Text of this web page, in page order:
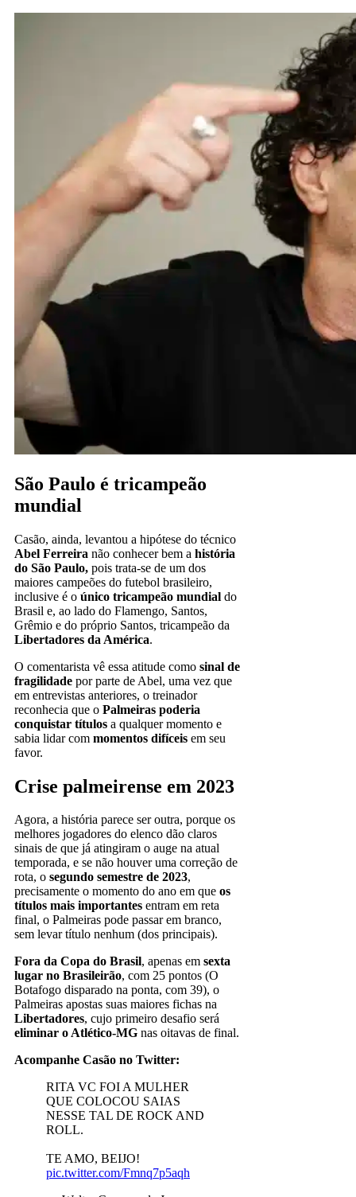
São Paulo é tricampeão
mundial
Casão, ainda, levantou a hipótese do técnico
Abel Ferreira não conhecer bem a história
do São Paulo, pois trata-se de um dos
maiores campeões do futebol brasileiro,
inclusive é o único tricampeão mundial do
Brasil e, ao lado do Flamengo, Santos,
Grêmio e do próprio Santos, tricampeão da
Libertadores da América.
O comentarista vê essa atitude como sinal de
fragilidade por parte de Abel, uma vez que
em entrevistas anteriores, o treinador
reconhecia que o Palmeiras poderia
conquistar títulos a qualquer momento e
sabia lidar com momentos difíceis em seu
favor.
Crise palmeirense em 2023
Agora, a história parece ser outra, porque os
melhores jogadores do elenco dão claros
sinais de que já atingiram o auge na atual
temporada, e se não houver uma correção de
rota, o segundo semestre de 2023,
precisamente o momento do ano em que os
títulos mais importantes entram em reta
final, o Palmeiras pode passar em branco,
sem levar título nenhum (dos principais).
Fora da Copa do Brasil, apenas em sexta
lugar no Brasileirão, com 25 pontos (O
Botafogo disparado na ponta, com 39), o
Palmeiras apostas suas maiores fichas na
Libertadores, cujo primeiro desafio será
eliminar o Atlético-MG nas oitavas de final.
Acompanhe Casão no Twitter:
RITA VC FOI A MULHER
QUE COLOCOU SAIAS
NESSE TAL DE ROCK AND
ROLL.
TE AMO, BEIJO!
pic.twitter.com/Fmnq7p5aqh